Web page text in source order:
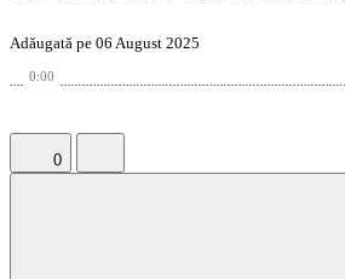
Adăugată pe 06 August 2025
0:00
0